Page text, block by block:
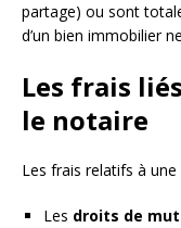
partage) ou sont
d’un bien immobilier
Les frais
le notaire
Les frais relatifs à
Les droits de